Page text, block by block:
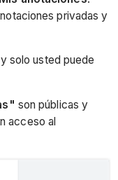
privadas y
solo usted puede
son públicas y
acceso al